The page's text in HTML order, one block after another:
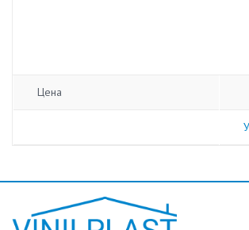
Цена